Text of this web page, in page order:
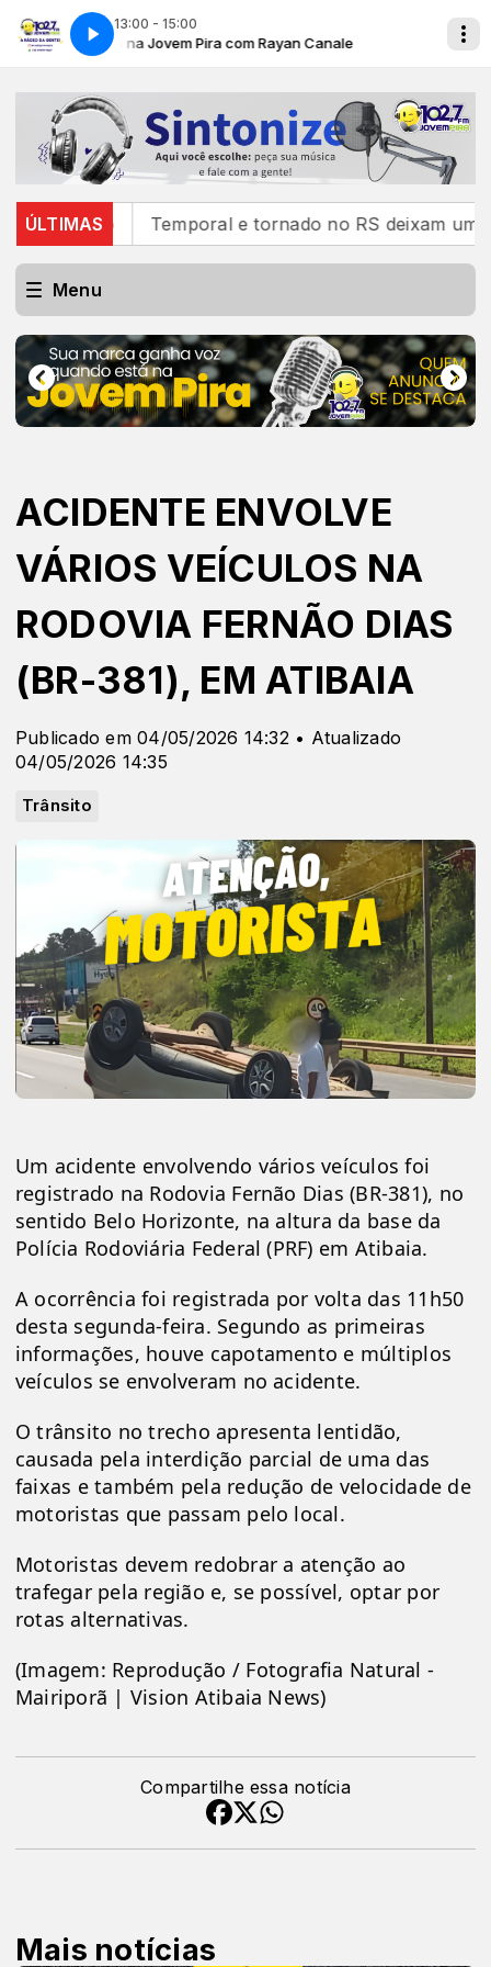
13:00 - 15:00
Sucessos na Jovem Pira com Rayan Canale Sucessos
ÚLTIMASTemporal e tornado no RS deixam um morto,
Menu
ACIDENTE ENVOLVE
VÁRIOS VEÍCULOS NA
RODOVIA FERNÃO DIAS
(BR-381), EM ATIBAIA
Publicado em 04/05/2026 14:32 • Atualizado
04/05/2026 14:35
Trânsito
Um acidente envolvendo vários veículos foi
registrado na Rodovia Fernão Dias (BR-381), no
sentido Belo Horizonte, na altura da base da
Polícia Rodoviária Federal (PRF) em Atibaia.
A ocorrência foi registrada por volta das 11h50
desta segunda-feira. Segundo as primeiras
informações, houve capotamento e múltiplos
veículos se envolveram no acidente.
O trânsito no trecho apresenta lentidão,
causada pela interdição parcial de uma das
faixas e também pela redução de velocidade de
motoristas que passam pelo local.
Motoristas devem redobrar a atenção ao
trafegar pela região e, se possível, optar por
rotas alternativas.
(Imagem: Reprodução / Fotografia Natural -
Mairiporã | Vision Atibaia News)
Compartilhe essa notícia
Mais notícias